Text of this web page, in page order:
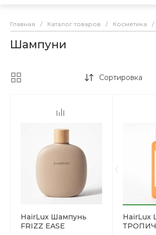
Главная / Каталог товаров / Косметика /
Шампуни
Сортировка
HairLux Шампунь
FRIZZ EASE
HairLux